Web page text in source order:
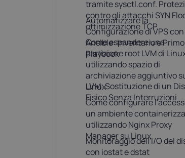
tramite sysctl.conf.
contro gli attacchi SYN
ottimizzazione TCP
Automatizzare la
Configurazione di VPS con
Ansible: Inventario e Primo
Playbook
Come espandere una
partizione root LVM di
utilizzando spazio di
archiviazione aggiuntivo
Linux
LVM: Sostituzione di un
Fisico Senza Interruzioni
Come configurare
un ambiente
utilizzando Nginx Proxy
Manager su Linux
Monitoraggio dell'I/O del
con iostat e dstat
Lithuania
21%
Poland
23%
Slovenia
22%